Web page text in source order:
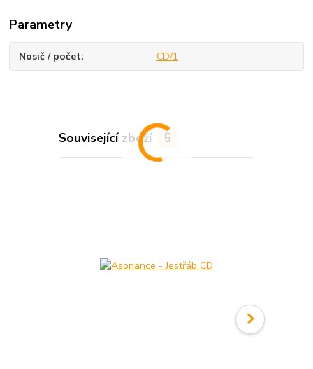
Parametry
Nosič / počet CD/1
Související zboží 5